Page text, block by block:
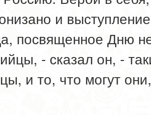
и
посвященное Дню
- сказал он, -
и то, что могут